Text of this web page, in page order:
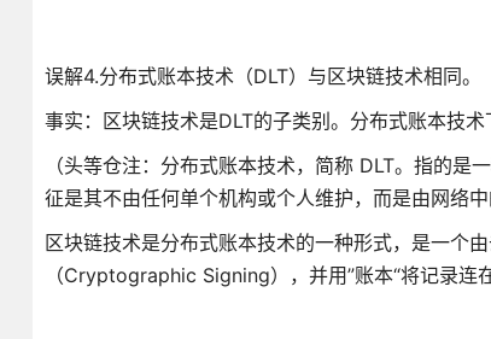
误解4.分布式账本技术（DLT）与区块链技术相同。
事实：区块链技术是DLT的子类别。分布式账本技
（头等仓注：分布式账本技术，简称 DLT。指的
征是其不由任何单个机构或个人维护，而是由网络
区块链技术是分布式账本技术的一种形式，是一个
（Cryptographic Signing），并用”账本“将记录连